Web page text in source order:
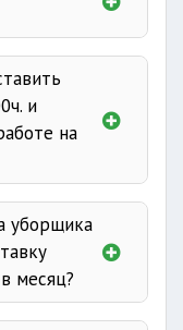
и
на
12 часов
уборщика
месяц?